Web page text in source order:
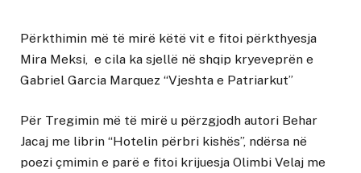
Përkthimin më të mirë këtë vit e fitoi përkthyesja
Mira Meksi, e cila ka sjellë në shqip kryeveprën e
Gabriel Garcia Marquez “Vjeshta e Patriarkut”
Për Tregimin më të mirë u përzgjodh autori Behar
Jacaj me librin “Hotelin përbri kishës”, ndërsa në
poezi çmimin e parë e fitoi krijuesja Olimbi Velaj me